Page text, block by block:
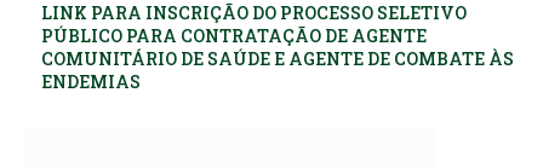
LINK PARA INSCRIÇÃO DO PROCESSO SELETIVO
PÚBLICO PARA CONTRATAÇÃO DE AGENTE
COMUNITÁRIO DE SAÚDE E AGENTE DE COMBATE ÀS
ENDEMIAS